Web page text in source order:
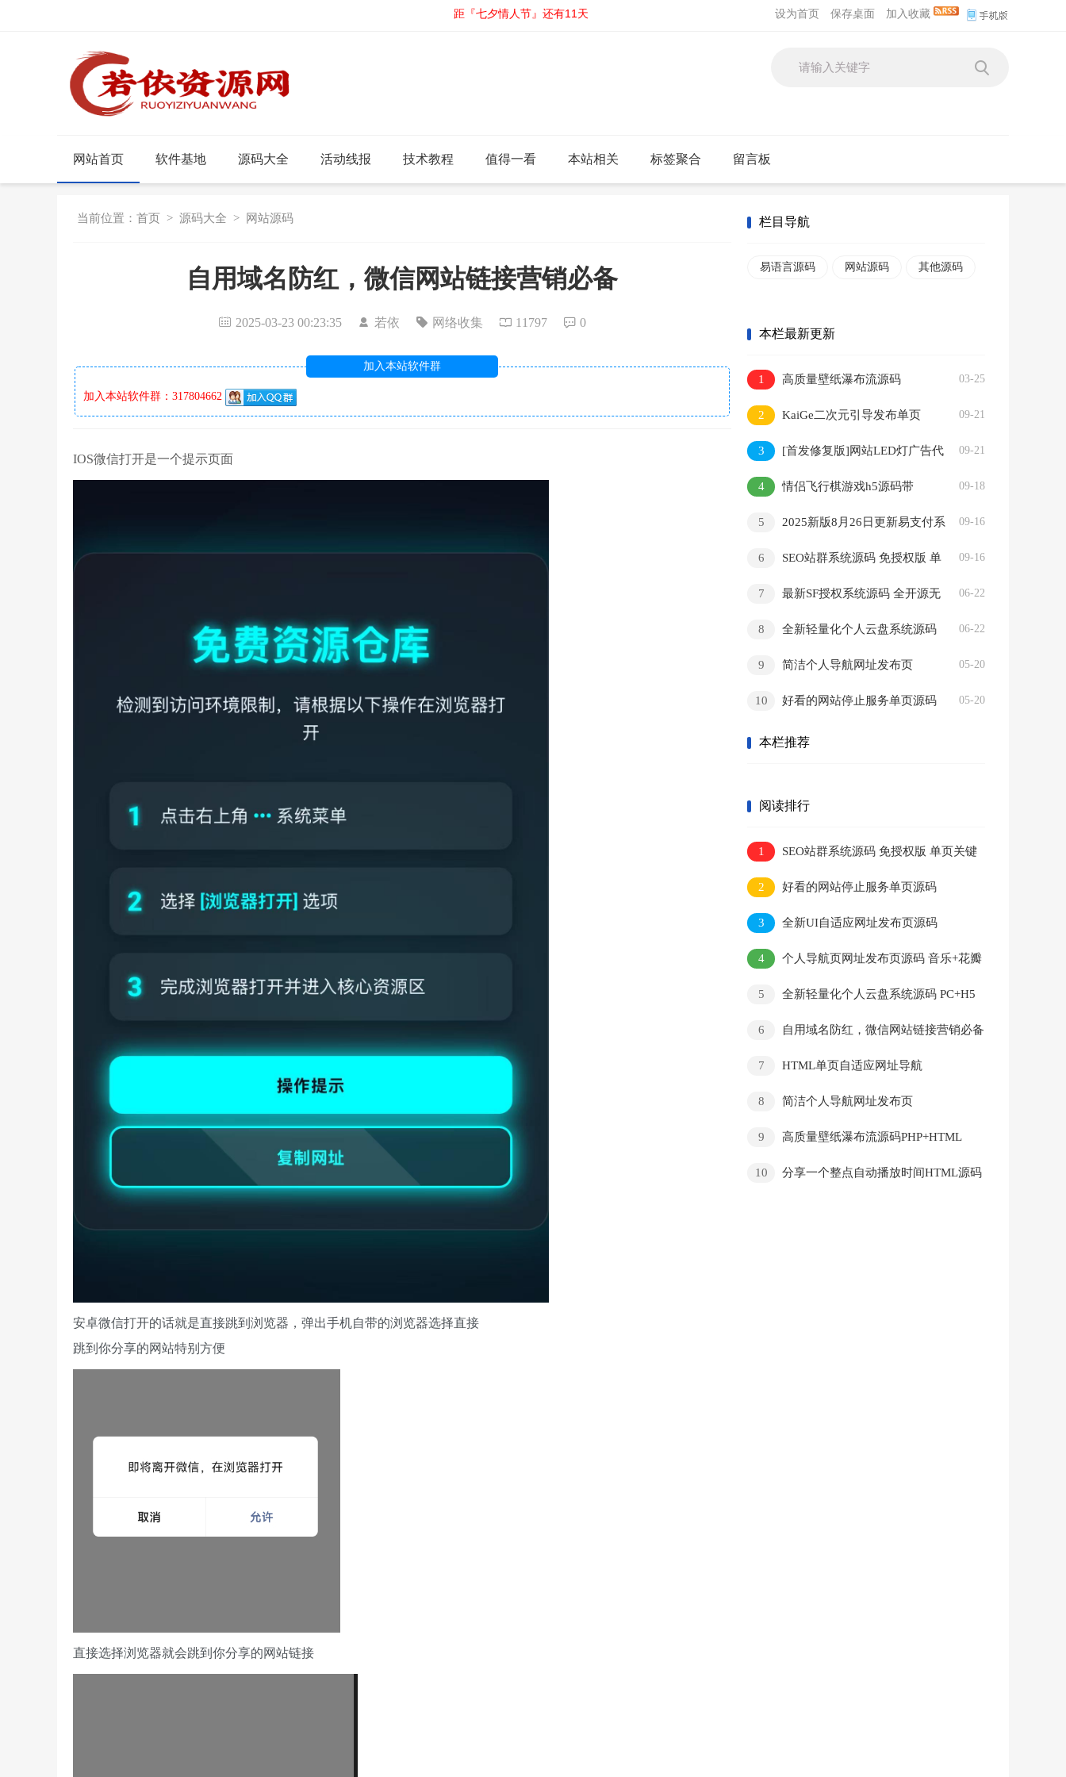
设为首页 保存桌面 加入收藏
距『七夕情人节』还有11天
网站首页 软件基地 源码大全 活动线报 技术教程 值得一看 本站相关 标签聚合 留言板
当前位置： 首页 > 源码大全 > 网站源码
自用域名防红，微信网站链接营销必备
2025-03-23 00:23:35 若依 网络收集 11797 0
加入本站软件群
加入本站软件群：317804662
IOS微信打开是一个提示页面
安卓微信打开的话就是直接跳到浏览器，弹出手机自带的浏览器选择直接
跳到你分享的网站特别方便
直接选择浏览器就会跳到你分享的网站链接
栏目导航
易语言源码 网站源码 其他源码
本栏最新更新
03-25
1
高质量壁纸瀑布流源码
PHP+HTML
09-21
2 KaiGe二次元引导发布单页
09-21
3
[首发修复版]网站LED灯广告代
码源码
09-18
4
情侣飞行棋游戏h5源码带
09-16
5
2025新版8月26日更新易支付系
09-16
6
SEO站群系统源码 免授权版 单
06-22
7
最新SF授权系统源码 全开源无
06-22
8
全新轻量化个人云盘系统源码
05-20
9 简洁个人导航网址发布页
05-20
10 好看的网站停止服务单页源码
本栏推荐
阅读排行
1
SEO站群系统源码 免授权版 单页关键
词排名网站源码
2
好看的网站停止服务单页源码
3 全新UI自适应网址发布页源码
4
个人导航页网址发布页源码 音乐+花瓣
5
全新轻量化个人云盘系统源码 PC+H5
6
自用域名防红，微信网站链接营销必备
7 HTML单页自适应网址导航
8 简洁个人导航网址发布页
9 高质量壁纸瀑布流源码PHP+HTML
10 分享一个整点自动播放时间HTML源码